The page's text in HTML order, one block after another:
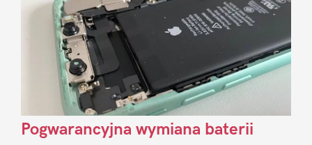
Pogwarancyjna wymiana baterii